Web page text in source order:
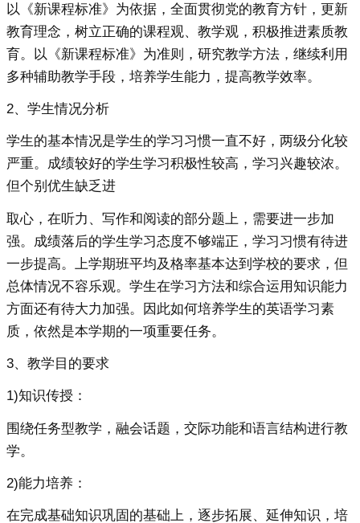
以《新课程标准》为依据，全面贯彻党的教育方针，更新
教育理念，树立正确的课程观、教学观，积极推进素质教
育。以《新课程标准》为准则，研究教学方法，继续利用
多种辅助教学手段，培养学生能力，提高教学效率。
2、学生情况分析
学生的基本情况是学生的学习习惯一直不好，两级分化较
严重。成绩较好的学生学习积极性较高，学习兴趣较浓。
但个别优生缺乏进
取心，在听力、写作和阅读的部分题上，需要进一步加
强。成绩落后的学生学习态度不够端正，学习习惯有待进
一步提高。上学期班平均及格率基本达到学校的要求，但
总体情况不容乐观。学生在学习方法和综合运用知识能力
方面还有待大力加强。因此如何培养学生的英语学习素
质，依然是本学期的一项重要任务。
3、教学目的要求
1)知识传授：
围绕任务型教学，融会话题，交际功能和语言结构进行教
学。
2)能力培养：
在完成基础知识巩固的基础上，逐步拓展、延伸知识，培